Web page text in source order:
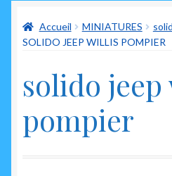
Carte Cadeau
Mon compte
Accueil MINIATURES
SOLIDO JEEP WILLIS POMPIER
solido
pompier